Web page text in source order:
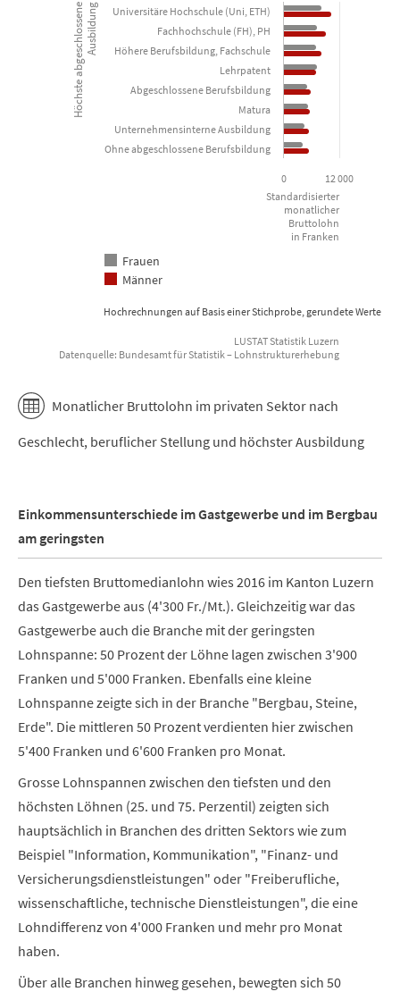
View as data table, Standardisierter monatlicher
The chart has 1 X axis displaying Höchste abgeschlossene
The chart has 1 Y axis displaying Standardisierter monatlicher
Hochrechnungen auf Basis einer Stichprobe, gerundete Werte
Standardisierter
monatlicher
Bruttolohn
in Franken
Höchste abgeschlosseneAusbildung
Frauen
Männer
0 12 000
Universitäre Hochschule (Uni, ETH)
Fachhochschule (FH), PH
Höhere Berufsbildung, Fachschule
Lehrpatent
Abgeschlossene Berufsbildung
Matura
Unternehmensinterne Ausbildung
Ohne abgeschlossene Berufsbildung
LUSTAT Statistik Luzern
Datenquelle: Bundesamt für Statistik – Lohnstrukturerhebung
Monatlicher Bruttolohn im privaten Sektor nach
Geschlecht, beruflicher Stellung und höchster Ausbildung
Einkommensunterschiede im Gastgewerbe und im Bergbau
am geringsten
Den tiefsten Bruttomedianlohn wies 2016 im Kanton Luzern
das Gastgewerbe aus (4'300 Fr./Mt.). Gleichzeitig war das
Gastgewerbe auch die Branche mit der geringsten
Lohnspanne: 50 Prozent der Löhne lagen zwischen 3'900
Franken und 5'000 Franken. Ebenfalls eine kleine
Lohnspanne zeigte sich in der Branche "Bergbau, Steine,
Erde". Die mittleren 50 Prozent verdienten hier zwischen
5'400 Franken und 6'600 Franken pro Monat.
Grosse Lohnspannen zwischen den tiefsten und den
höchsten Löhnen (25. und 75. Perzentil) zeigten sich
hauptsächlich in Branchen des dritten Sektors wie zum
Beispiel "Information, Kommunikation", "Finanz- und
Versicherungsdienstleistungen" oder "Freiberufliche,
wissenschaftliche, technische Dienstleistungen", die eine
Lohndifferenz von 4'000 Franken und mehr pro Monat
haben.
Über alle Branchen hinweg gesehen, bewegten sich 50